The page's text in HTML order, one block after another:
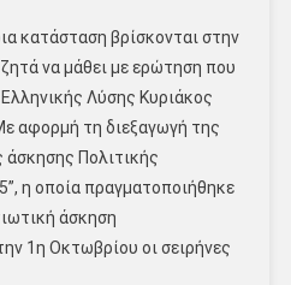
κατάσταση βρίσκονται στην
ζητά να μάθει με ερώτηση που
Λύσης Κυριάκος
αφορμή τη διεξαγωγή της
Πολιτικής
η οποία πραγματοποιήθηκε
άσκηση
1η Οκτωβρίου οι σειρήνες